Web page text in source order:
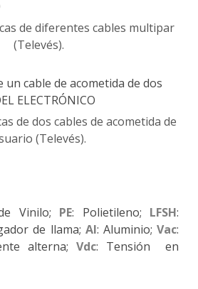
de diferentes cables multipar
(Televés).
de dos cables de acometida de
(Televés).
Vinilo; PE: Polietileno; LFSH:
de llama; Al: Aluminio;Vac:
alterna; Vdc: Tensión en